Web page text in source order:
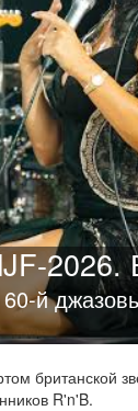
2026.
й
британской
R'n'B.